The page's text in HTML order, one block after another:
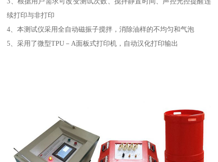
续打印与非打印
4、本测试仪采用全自动磁振子搅拌，消除油样的不均匀和气泡
5、采用了微型TPU－A面板式打印机，自动汉化打印输出